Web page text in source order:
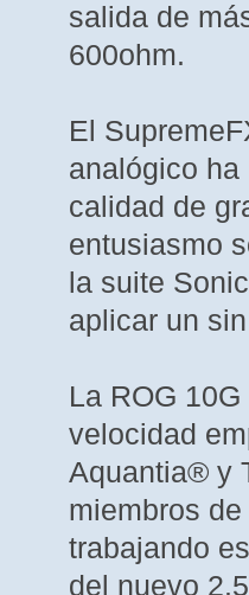
salida de
600ohm.
El
analógico ha
calidad de
entusiasmo
la suite
aplicar un
La ROG
velocidad
Aquantia® y
miembros
trabajando
del nuevo